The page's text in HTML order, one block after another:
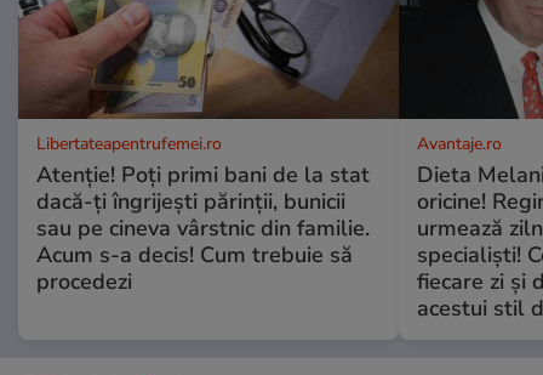
Libertateapentrufemei.ro
Atenție! Poți primi bani de la stat
dacă-ți îngrijești părinții, bunicii
sau pe cineva vârstnic din familie.
Acum s-a decis! Cum trebuie să
procedezi
Avantaje.ro
Dieta
oricine!
urmează
specialiști!
fiecare zi și
acestui stil